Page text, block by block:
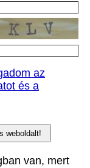
az
és a
van, mert